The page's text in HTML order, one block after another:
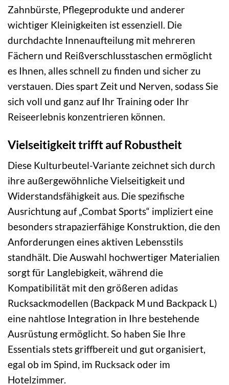
Zahnbürste, Pflegeprodukte und anderer
wichtiger Kleinigkeiten ist essenziell. Die
durchdachte Innenaufteilung mit mehreren
Fächern und Reißverschlusstaschen ermöglicht
es Ihnen, alles schnell zu finden und sicher zu
verstauen. Dies spart Zeit und Nerven, sodass Sie
sich voll und ganz auf Ihr Training oder Ihr
Reiseerlebnis konzentrieren können.
Vielseitigkeit trifft auf Robustheit
Diese Kulturbeutel-Variante zeichnet sich durch
ihre außergewöhnliche Vielseitigkeit und
Widerstandsfähigkeit aus. Die spezifische
Ausrichtung auf „Combat Sports“ impliziert eine
besonders strapazierfähige Konstruktion, die den
Anforderungen eines aktiven Lebensstils
standhält. Die Auswahl hochwertiger Materialien
sorgt für Langlebigkeit, während die
Kompatibilität mit den größeren adidas
Rucksackmodellen (Backpack M und Backpack L)
eine nahtlose Integration in Ihre bestehende
Ausrüstung ermöglicht. So haben Sie Ihre
Essentials stets griffbereit und gut organisiert,
egal ob im Spind, im Rucksack oder im
Hotelzimmer.